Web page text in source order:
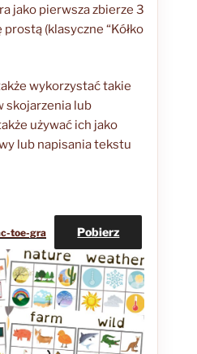
jako pierwsza zbierze 3
(klasyczne “Kółko
wykorzystać takie
skojarzenia lub
używać ich jako
lub napisania tekstu
toe-gra Pobierz